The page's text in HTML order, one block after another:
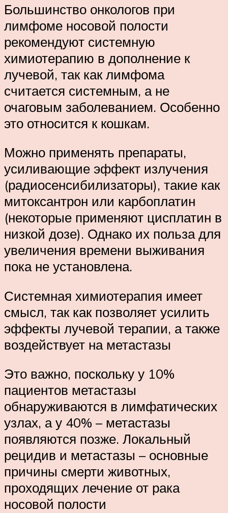
Большинство онкологов при
лимфоме носовой полости
рекомендуют системную
химиотерапию в дополнение к
лучевой, так как лимфома
считается системным, а не
очаговым заболеванием. Особенно
это относится к кошкам.
Можно применять препараты,
усиливающие эффект излучения
(радиосенсибилизаторы), такие как
митоксантрон или карбоплатин
(некоторые применяют цисплатин в
низкой дозе). Однако их польза для
увеличения времени выживания
пока не установлена.
Системная химиотерапия имеет
смысл, так как позволяет усилить
эффекты лучевой терапии, а также
воздействует на метастазы
Это важно, поскольку у 10%
пациентов метастазы
обнаруживаются в лимфатических
узлах, а у 40% – метастазы
появляются позже. Локальный
рецидив и метастазы – основные
причины смерти животных,
проходящих лечение от рака
носовой полости